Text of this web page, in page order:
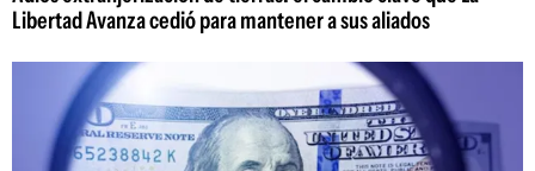
Libertad Avanza cedió para mantener a sus aliados